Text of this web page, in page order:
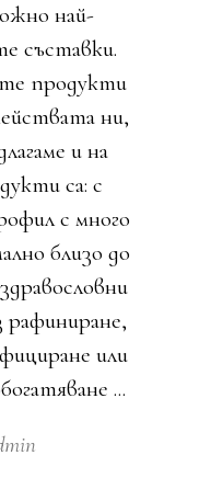
най-
съставки.
продукти
ни,
и на
са: с
с много
близо до
рафиниране,
или